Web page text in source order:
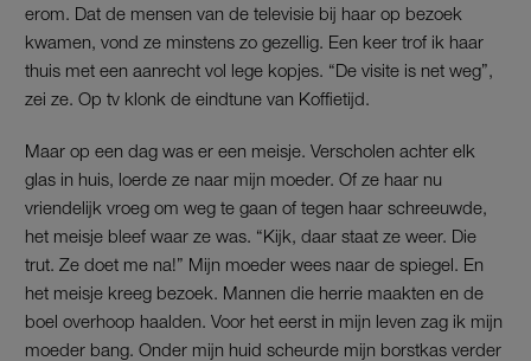
erom. Dat de mensen van de televisie bij haar op bezoek
kwamen, vond ze minstens zo gezellig. Een keer trof ik haar
thuis met een aanrecht vol lege kopjes. “De visite is net weg”,
zei ze. Op tv klonk de eindtune van Koffietijd.
Maar op een dag was er een meisje. Verscholen achter elk
glas in huis, loerde ze naar mijn moeder. Of ze haar nu
vriendelijk vroeg om weg te gaan of tegen haar schreeuwde,
het meisje bleef waar ze was. “Kijk, daar staat ze weer. Die
trut. Ze doet me na!” Mijn moeder wees naar de spiegel. En
het meisje kreeg bezoek. Mannen die herrie maakten en de
boel overhoop haalden. Voor het eerst in mijn leven zag ik mijn
moeder bang. Onder mijn huid scheurde mijn borstkas verder